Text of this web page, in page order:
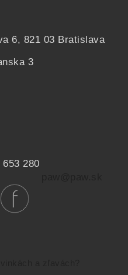
6, 821 03 Bratislava
3
653 280